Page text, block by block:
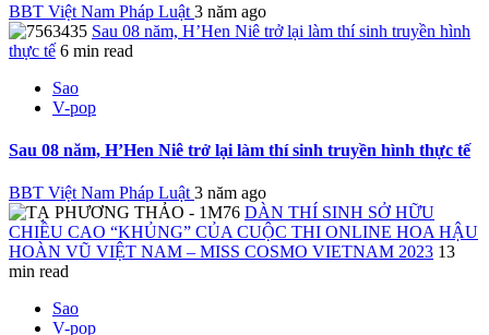
BBT Việt Nam Pháp Luật 3 năm ago
Sau 08 năm, H’Hen Niê trở lại làm thí sinh truyền hình
thực tế 6 min read
Sao
V-pop
Sau 08 năm, H’Hen Niê trở lại làm thí sinh truyền hình thực tế
BBT Việt Nam Pháp Luật 3 năm ago
DÀN THÍ SINH SỞ HỮU
CHIỀU CAO “KHỦNG” CỦA CUỘC THI ONLINE HOA HẬU
HOÀN VŨ VIỆT NAM – MISS COSMO VIETNAM 2023 13
min read
Sao
V-pop